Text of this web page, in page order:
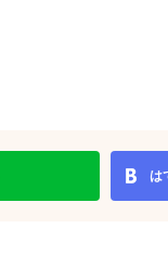
は